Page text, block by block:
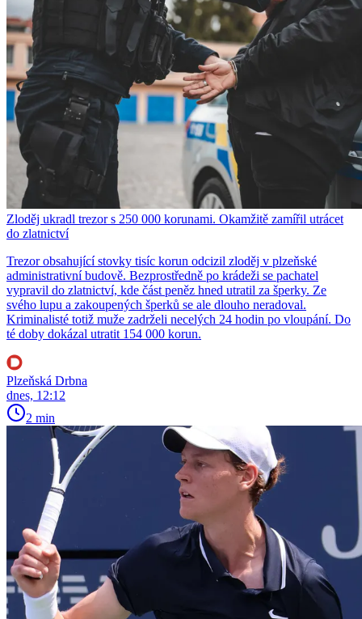
Zloděj ukradl trezor s 250 000 korunami. Okamžitě zamířil utrácet
do zlatnictví
Trezor obsahující stovky tisíc korun odcizil zloděj v plzeňské
administrativní budově. Bezprostředně po krádeži se pachatel
vypravil do zlatnictví, kde část peněz hned utratil za šperky. Ze
svého lupu a zakoupených šperků se ale dlouho neradoval.
Kriminalisté totiž muže zadrželi necelých 24 hodin po vloupání. Do
té doby dokázal utratit 154 000 korun.
Plzeňská Drbna
dnes, 12:12
2 min